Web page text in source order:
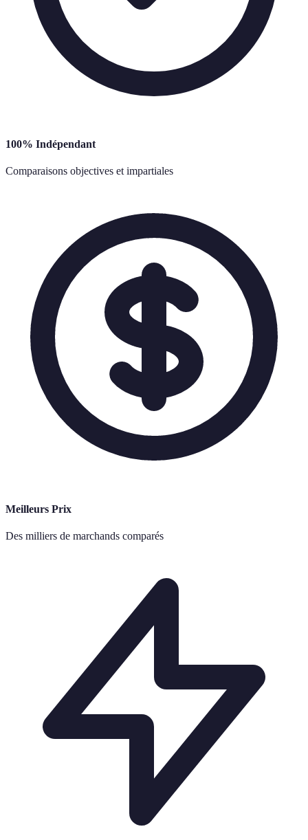
100% Indépendant
Comparaisons objectives et impartiales
Meilleurs Prix
Des milliers de marchands comparés